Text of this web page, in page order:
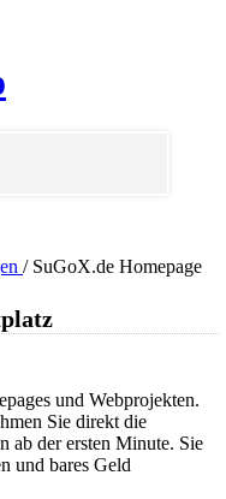
/ SuGoX.de Homepage
und Webprojekten.
Sie direkt die
ab der ersten Minute. Sie
und bares Geld